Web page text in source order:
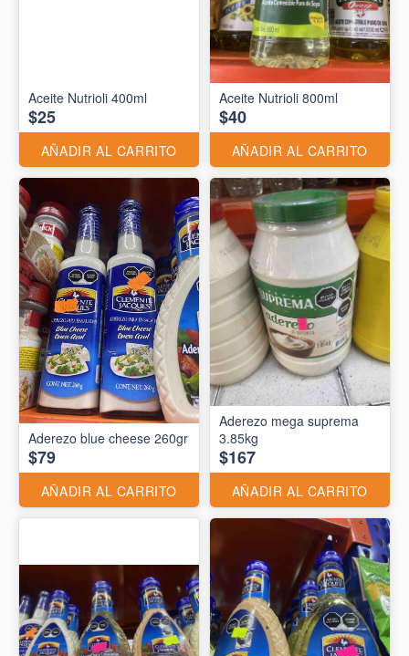
Aceite Nutrioli 400ml
$25
AÑADIR AL CARRITO
Aceite Nutrioli 800ml
$40
AÑADIR AL CARRITO
Aderezo blue cheese 260gr
$79
AÑADIR AL CARRITO
Aderezo mega suprema
3.85kg
$167
AÑADIR AL CARRITO